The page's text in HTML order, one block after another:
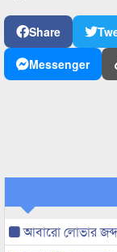
Share
Messenger
আবারো লোভার